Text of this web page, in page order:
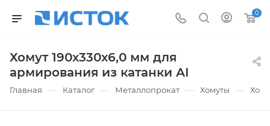
0
Хомут 190х330х6,0 мм для
армирования из катанки AI
Главная — Каталог — Металлопрокат — Хомуты —